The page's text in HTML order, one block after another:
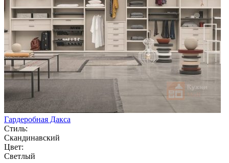
Гардеробная Дакса
Стиль:
Скандинавский
Цвет:
Светлый